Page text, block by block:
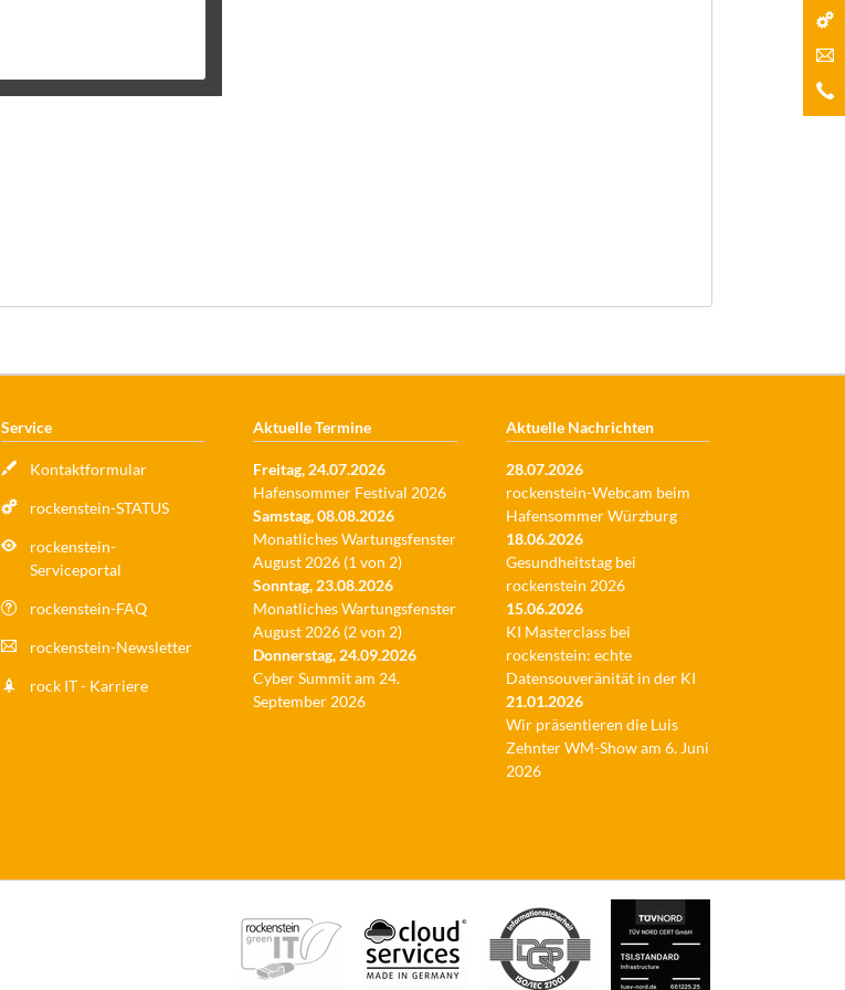
Nachrichten
Cyber Summit
Service
Kontaktformular
rockenstein-STATUS
rockenstein-
Serviceportal
rockenstein-FAQ
rockenstein-Newsletter
rock IT - Karriere
Aktuelle Termine
Freitag, 24.07.2026
Hafensommer Festival 2026
Samstag,08.08.2026
Monatliches Wartungsfenster
August 2026 (1 von 2)
Sonntag, 23.08.2026
Monatliches Wartungsfenster
August 2026 (2 von 2)
Donnerstag, 24.09.2026
Cyber Summit am 24.
September 2026
Aktuelle Nachrichten
28.07.2026
rockenstein-Webcam beim
Hafensommer Würzburg
18.06.2026
Gesundheitstag bei
rockenstein 2026
15.06.2026
KI Masterclass bei
rockenstein: echte
Datensouveränität in der KI
21.01.2026
Wir präsentieren die Luis
Zehnter WM-Show am 6. Juni
2026